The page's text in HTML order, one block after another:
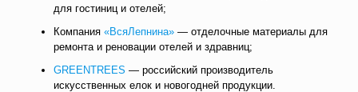
для гостиниц и отелей;
Компания «ВсяЛепнина»— отделочные материалы для
ремонта и реновации отелей и здравниц;
GREENTREES — российский производитель
искусственных елок и новогодней продукции.